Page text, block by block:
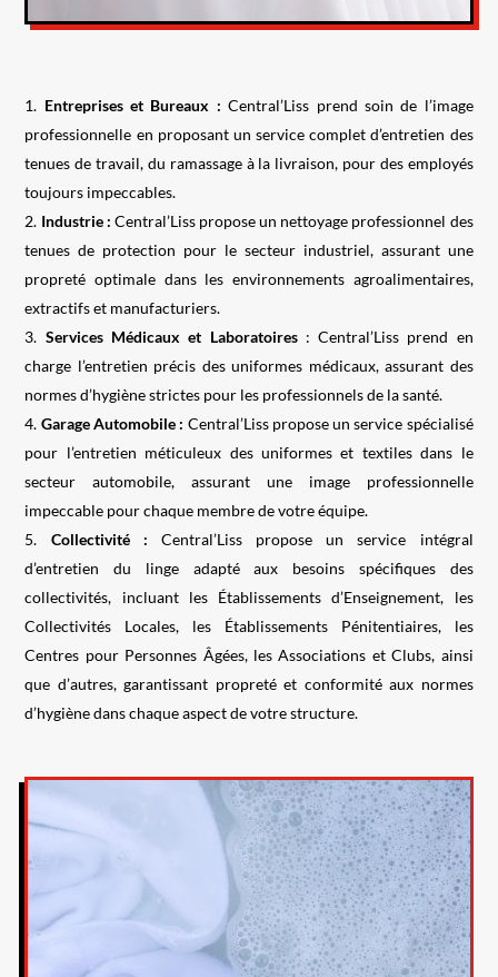
Entreprises et Bureaux : Central’Liss prend soin de l’image
professionnelle en proposant un service complet d’entretien des
tenues de travail, du ramassage à la livraison, pour des employés
toujours impeccables.
Industrie : Central’Liss propose un nettoyage professionnel des
tenues de protection pour le secteur industriel, assurant une
propreté optimale dans les environnements agroalimentaires,
extractifs et manufacturiers.
Services Médicaux et Laboratoires: Central’Liss prend en
charge l’entretien précis des uniformes médicaux, assurant des
normes d’hygiène strictes pour les professionnels de la santé.
Garage Automobile : Central’Liss propose un service spécialisé
pour l’entretien méticuleux des uniformes et textiles dans le
secteur automobile, assurant une image professionnelle
impeccable pour chaque membre de votre équipe.
Collectivité : Central’Liss propose un service intégral
d’entretien du linge adapté aux besoins spécifiques des
collectivités, incluant les Établissements d’Enseignement, les
Collectivités Locales, les Établissements Pénitentiaires, les
Centres pour Personnes Âgées, les Associations et Clubs, ainsi
que d’autres, garantissant propreté et conformité aux normes
d’hygiène dans chaque aspect de votre structure.